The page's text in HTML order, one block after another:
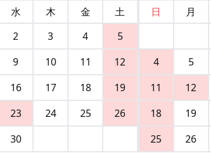
水 木 金
土
2 3 4
5
9 10 11
12
16 17 18
19
23 24 25
26
30
日
月
4
5
11
12
18
19
25
26